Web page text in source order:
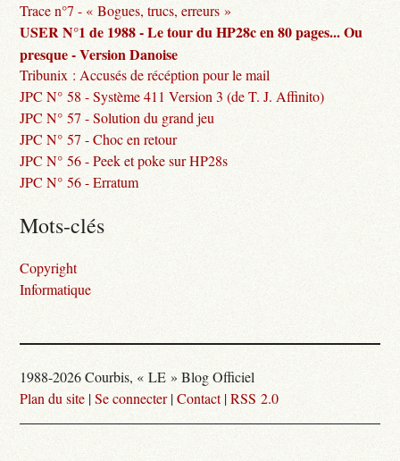
Trace n°7 - « Bogues, trucs, erreurs »
USER N°1 de 1988 - Le tour du HP28c en 80 pages... Ou
presque - Version Danoise
Tribunix : Accusés de récéption pour le mail
JPC N° 58 - Système 411 Version 3 (de T. J. Affinito)
JPC N° 57 - Solution du grand jeu
JPC N° 57 - Choc en retour
JPC N° 56 - Peek et poke sur HP28s
JPC N° 56 - Erratum
Mots-clés
Copyright
Informatique
1988-2026 Courbis, « LE » Blog Officiel
Plan du site |Se connecter|Contact|RSS 2.0